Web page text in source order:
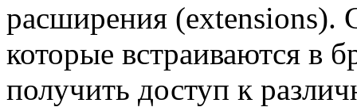
расширения
которые встраиваются в
получить доступ к